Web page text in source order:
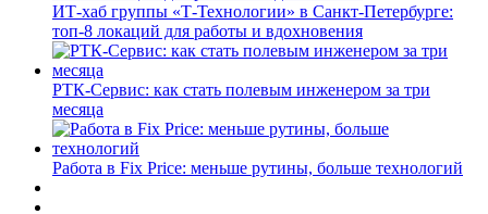
ИТ-хаб группы «Т-Технологии» в Санкт-Петербурге:
топ-8 локаций для работы и вдохновения
РТК-Сервис: как стать полевым инженером за три
месяца
Работа в Fix Price: меньше рутины, больше технологий